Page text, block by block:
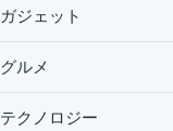
ガジェット
グルメ
テクノロジー